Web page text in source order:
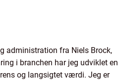
administration fra Niels Brock,
i branchen har jeg udviklet en
og langsigtet værdi. Jeg er